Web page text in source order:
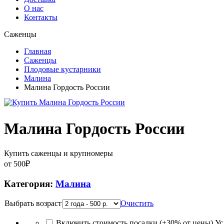
О нас
Контакты
Саженцы
Главная
Саженцы
Плодовые кустарники
Малина
Малина Гордость России
Малина Гордость России
Купить саженцы и крупномеры
от 500₽
Категория: Малина
Выбрать возраст Очистить